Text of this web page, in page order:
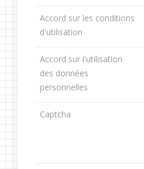
Accord sur les conditions
d'utilisation
Accord sur l'utilisation
des données
personnelles
Captcha